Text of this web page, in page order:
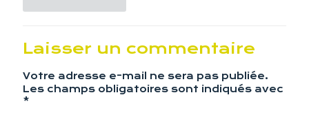
Laisser un commentaire
Votre adresse e-mail ne sera pas publiée.
Les champs obligatoires sont indiqués avec
*